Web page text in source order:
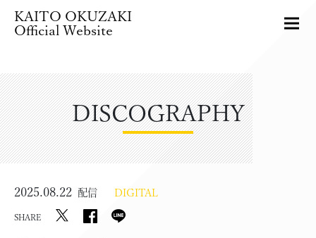
KAITO OKUZAKI
Official Website
DISCOGRAPHY
2025.08.22 配信 DIGITAL
SHARE